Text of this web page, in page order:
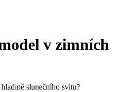
v zimních
slunečního svitu?